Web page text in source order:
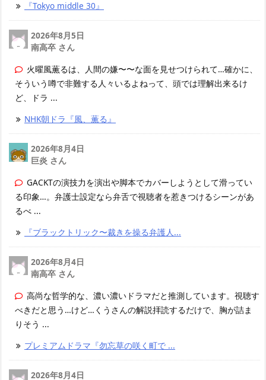
『Tokyo middle 30』
2026年8月5日
南高卒 さん
火曜風薫るは、人間の嫌〜〜な面を見せつけられて…確かに、
そういう噂で非難する人々いるよねって、頭では理解出来るけ
ど、ドラ ...
NHK朝ドラ『風、薫る』
2026年8月4日
巨炎 さん
GACKTの演技力を演出や脚本でカバーしようとして滑ってい
る印象…。弁護士設定なら弁舌で視聴者を惹きつけるシーンがあ
るべ ...
『ブラックトリック〜裁きを操る弁護人...
2026年8月4日
南高卒 さん
高尚な哲学的な、濃い濃いドラマだと推測しています。視聴す
べきだと思う…けど…くうさんの解説拝読するだけで、胸が詰ま
りそう ...
プレミアムドラマ『勿忘草の咲く町で ...
2026年8月4日